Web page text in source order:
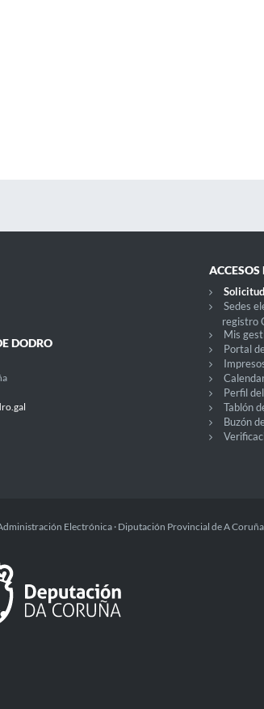
DODRO
ACCESOS
Sedes
registro
Mis
Portal
Perfil
Tablón
Buzón
Electrónica · Diputación Provincial de A Coruña